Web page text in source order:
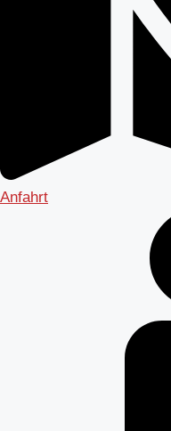
Anfahrt